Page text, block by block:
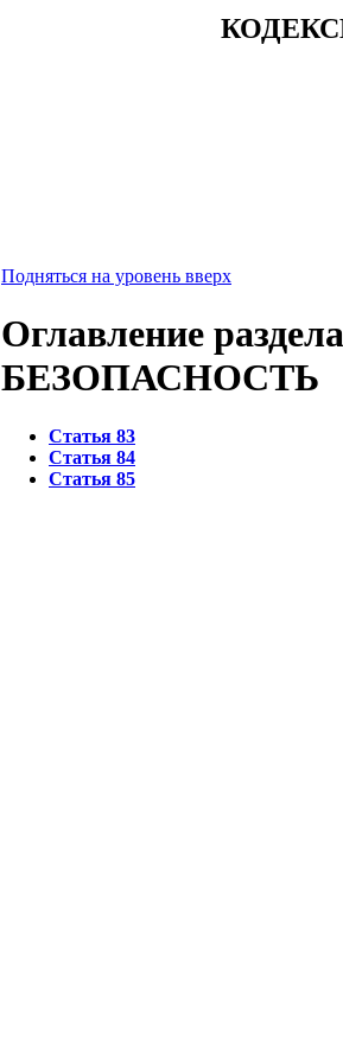
Подняться на уровень вверх
Оглавление
БЕЗОПАСНОСТЬ
Статья 83
Статья 84
Статья 85